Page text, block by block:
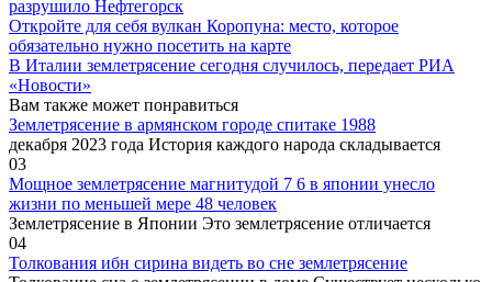
разрушило Нефтегорск
Откройте для себя вулкан Коропуна: место, которое
обязательно нужно посетить на карте
В Италии землетрясение сегодня случилось, передает РИА
«Новости»
Вам также может понравиться
Землетрясение в армянском городе спитаке 1988
декабря 2023 года История каждого народа складывается
03
Мощное землетрясение магнитудой 7 6 в японии унесло
жизни по меньшей мере 48 человек
Землетрясение в Японии Это землетрясение отличается
04
Толкования ибн сирина видеть во сне землетрясение